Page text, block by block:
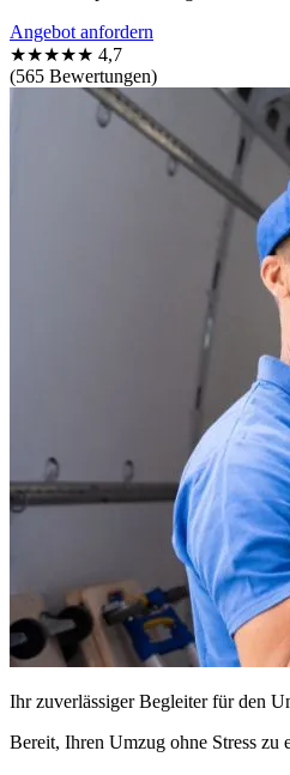
Angebot anfordern
★★★★★ 4,7
(565 Bewertungen)
Ihr zuverlässiger Begleiter für den
Bereit, Ihren Umzug ohne Stress zu